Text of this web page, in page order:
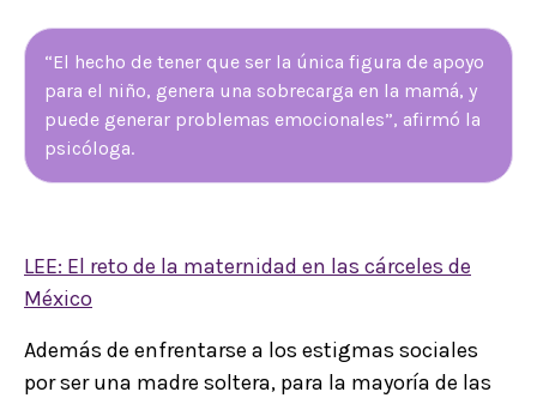
“El hecho de tener que ser la única figura de apoyo
para el niño, genera una sobrecarga en la mamá, y
puede generar problemas emocionales”, afirmó la
psicóloga.
LEE: El reto de la maternidad en las cárceles de
México
Además de enfrentarse a los estigmas sociales
por ser una madre soltera, para la mayoría de las